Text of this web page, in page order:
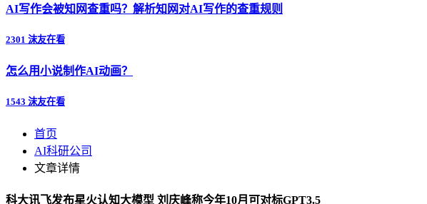
AI写作会被知网查重吗？解析知网对AI写作的查重规则
2301 沫友在看
怎么用小说制作AI动画？
1543 沫友在看
首页
AI科研公司
文章详情
科大讯飞发布星火认知大模型 刘庆峰称今年10月可对标GPT3.5